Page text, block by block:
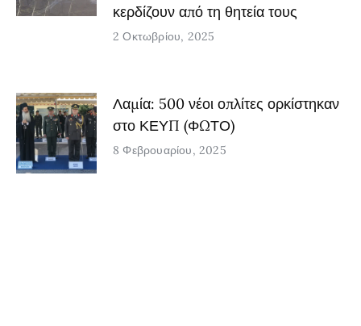
κερδίζουν από τη θητεία τους
2 Οκτωβρίου, 2025
Λαμία: 500 νέοι οπλίτες ορκίστηκαν
στο ΚΕΥΠ (ΦΩΤΟ)
8 Φεβρουαρίου, 2025